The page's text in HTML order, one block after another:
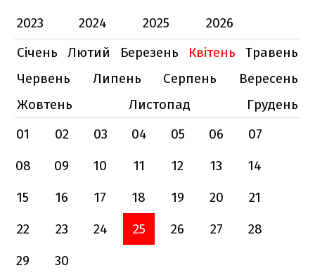
2023
2024 2025
2026
Січень
Лютий Березень Квітень
Травень
Червень
Липень Серпень
Вересень
Жовтень
Листопад
Грудень
01
02 03 04 05 06
07
08
09 10 11 12 13
14
15
16 17 18 19 20
21
22
23 24 25 26 27
28
29
30